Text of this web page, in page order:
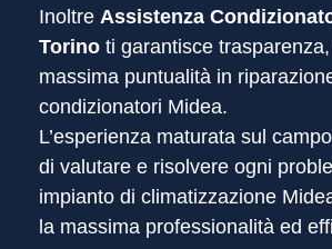
Inoltre Assistenza
Torino ti garantisce
massima puntualità in
condizionatori Midea.
L’esperienza maturata sul
di valutare e risolvere ogni
impianto di climatizzazione
la massima professionalità ed